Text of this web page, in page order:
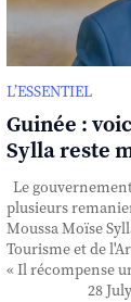
L’ESSENTIEL
Guinée :
Sylla reste
Le
plusieurs
Moussa Moïse
Tourisme et de
« Il récompense
28